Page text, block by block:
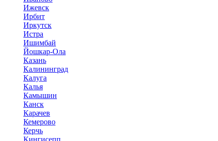
Ижевск
Ирбит
Иркутск
Истра
Ишимбай
Йошкар-Ола
Казань
Калининград
Калуга
Калья
Камышин
Канск
Карачев
Кемерово
Керчь